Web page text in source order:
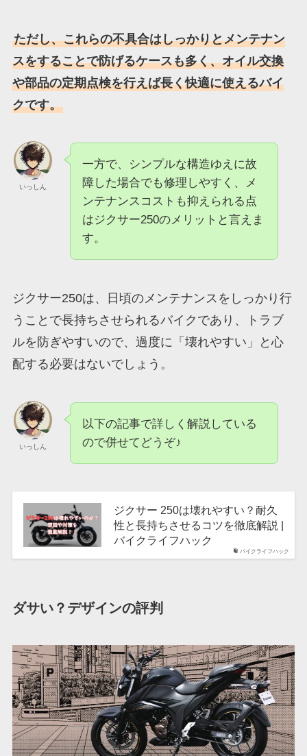
ただし、これらの不具合はしっかりとメンテナン
スをすることで防げるケースも多く、オイル交換
や部品の定期点検を行えば長く快適に使えるバイ
クです。
いっしん
一方で、シンプルな構造ゆえに故
障した場合でも修理しやすく、メ
ンテナンスコストも抑えられる点
はジクサー250のメリットと言えま
す。
ジクサー250は、日頃のメンテナンスをしっかり行
うことで長持ちさせられるバイクであり、トラブ
ルを防ぎやすいので、過度に「壊れやすい」と心
配する必要はないでしょう。
いっしん
以下の記事で詳しく解説している
ので併せてどうぞ♪
バイクライフハック
ジクサー 250は壊れやすい？耐久
性と長持ちさせるコツを徹底解説 |
バイクライフハック
ダサい？デザインの評判